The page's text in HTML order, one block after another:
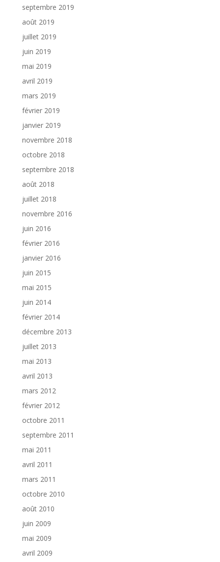
septembre 2019
août 2019
juillet 2019
juin 2019
mai 2019
avril 2019
mars 2019
février 2019
janvier 2019
novembre 2018
octobre 2018
septembre 2018
août 2018
juillet 2018
novembre 2016
juin 2016
février 2016
janvier 2016
juin 2015
mai 2015
juin 2014
février 2014
décembre 2013
juillet 2013
mai 2013
avril 2013
mars 2012
février 2012
octobre 2011
septembre 2011
mai 2011
avril 2011
mars 2011
octobre 2010
août 2010
juin 2009
mai 2009
avril 2009